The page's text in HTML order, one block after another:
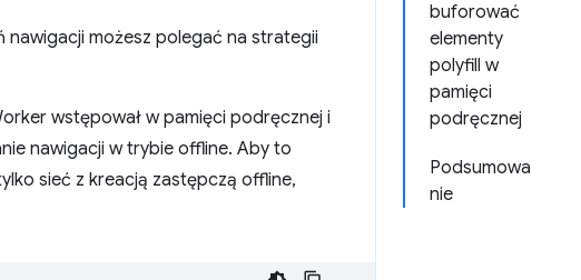
buforować
elementy
polyfill w
pamięci
podręcznej
Podsumowa
nie
możesz polegać na strategii
wstępował w pamięci podręcznej i
nawigacji w trybie offline. Aby to
sieć z kreacją zastępczą offline,